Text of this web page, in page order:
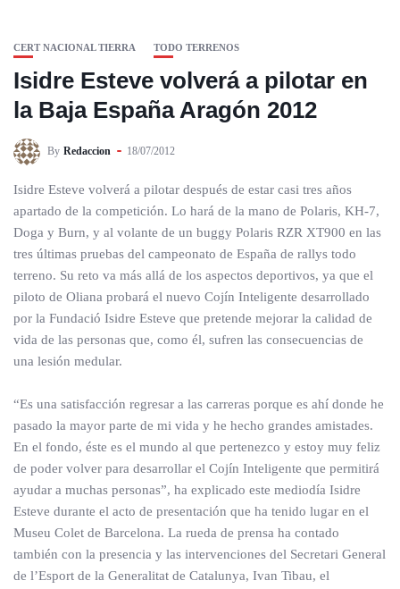
CERT NACIONAL TIERRA TODO TERRENOS
Isidre Esteve volverá a pilotar en
la Baja España Aragón 2012
By Redaccion 18/07/2012
Isidre Esteve volverá a pilotar después de estar casi tres años
apartado de la competición. Lo hará de la mano de Polaris, KH-7,
Doga y Burn, y al volante de un buggy Polaris RZR XT900 en las
tres últimas pruebas del campeonato de España de rallys todo
terreno. Su reto va más allá de los aspectos deportivos, ya que el
piloto de Oliana probará el nuevo Cojín Inteligente desarrollado
por la Fundació Isidre Esteve que pretende mejorar la calidad de
vida de las personas que, como él, sufren las consecuencias de
una lesión medular.
“Es una satisfacción regresar a las carreras porque es ahí donde he
pasado la mayor parte de mi vida y he hecho grandes amistades.
En el fondo, éste es el mundo al que pertenezco y estoy muy feliz
de poder volver para desarrollar el Cojín Inteligente que permitirá
ayudar a muchas personas”, ha explicado este mediodía Isidre
Esteve durante el acto de presentación que ha tenido lugar en el
Museu Colet de Barcelona. La rueda de prensa ha contado
también con la presencia y las intervenciones del Secretari General
de l’Esport de la Generalitat de Catalunya, Ivan Tibau, el